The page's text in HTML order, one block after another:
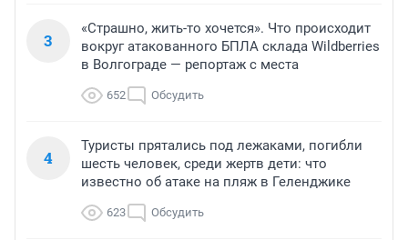
3
«Страшно, жить-то хочется». Что происходит
вокруг атакованного БПЛА склада Wildberries
в Волгограде — репортаж с места
652 Обсудить
4
Туристы прятались под лежаками, погибли
шесть человек, среди жертв дети: что
известно об атаке на пляж в Геленджике
623 Обсудить